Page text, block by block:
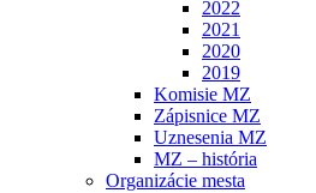
2022
2021
2020
2019
Komisie MZ
Zápisnice MZ
Uznesenia MZ
MZ – história
Organizácie mesta